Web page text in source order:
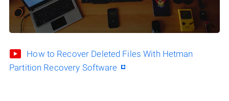
How to Recover Deleted Files With Hetman
Partition Recovery Software